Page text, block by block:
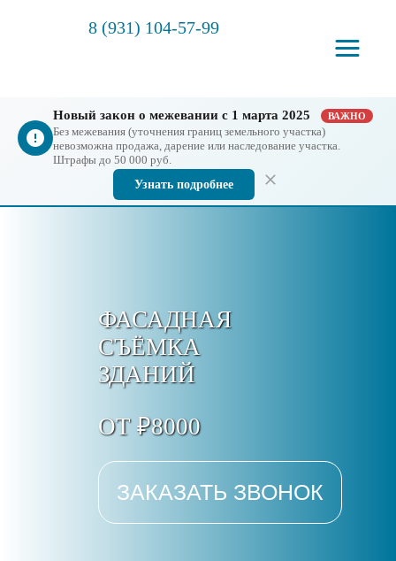
8 (931) 104-57-99
Новый закон о межевании с 1 марта 2025 ВАЖНО
Без межевания (уточнения границ земельного участка)
невозможна продажа, дарение или наследование участка.
Штрафы до 50 000 руб.
Узнать подробнее
ФАСАДНАЯ
СЪЁМКА
ЗДАНИЙ
ОТ ₽8000
ЗАКАЗАТЬ ЗВОНОК